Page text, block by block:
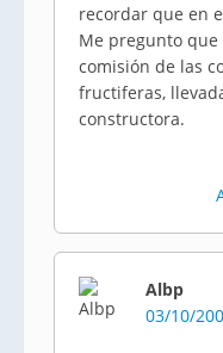
recordar que en
Me pregunto
comisión de las
fructiferas,
constructora.
Albp
03/10/